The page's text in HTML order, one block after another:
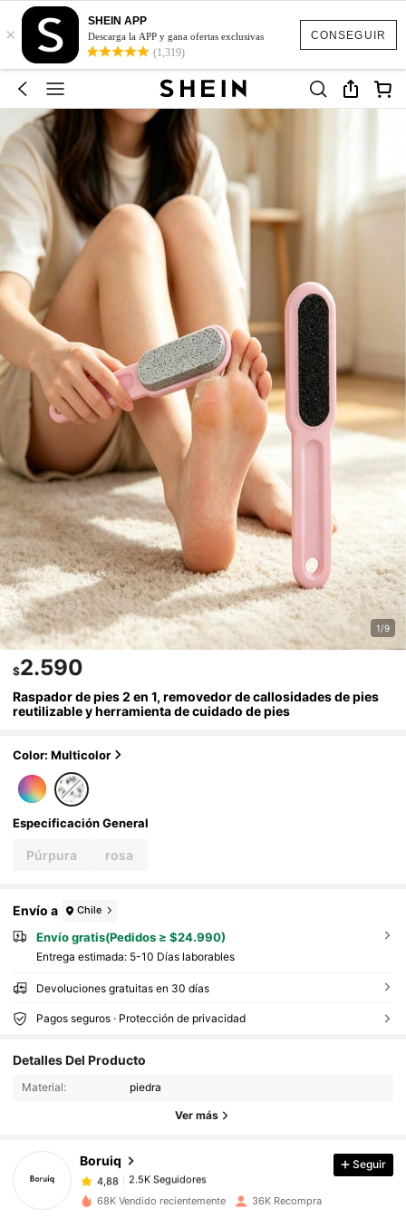
CONSEGUIR
×
SHEIN APP
Descarga la APP y gana ofertas exclusivas
(1,319)
1/9
$2.590
Raspador de pies 2 en 1, removedor de callosidades de pies
reutilizable y herramienta de cuidado de pies
Color: Multicolor
Especificación General
Púrpura rosa
Envío a Chile
Envío gratis(Pedidos ≥ $24.990)
Entrega estimada: 5-10 Días laborables
Devoluciones gratuitas en 30 días
Pagos seguros · Protección de privacidad
Detalles Del Producto
Material: piedra
Ver más
Boruiq
4,88 2.5K Seguidores
2.5K Seguidores
4,88 2.5K Seguidores
Seguir
68K Vendido recientemente 36K Recompra